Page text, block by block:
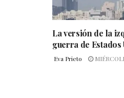
La versión de la
guerra de
Eva Prieto